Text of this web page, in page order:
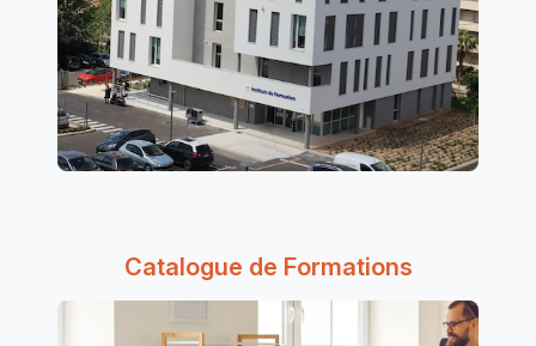
Catalogue de Formations